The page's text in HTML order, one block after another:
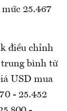
25.467
điều chỉnh
trung bình từ
USD mua
- 25.452